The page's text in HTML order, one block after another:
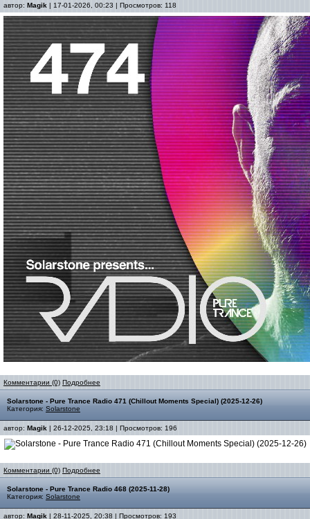
автор: Magik | 17-01-2026, 00:23 | Просмотров: 118
Комментарии (0) Подробнее
Solarstone - Pure Trance Radio 471 (Chillout Moments Special) (2025-12-26)
Категория: Solarstone
автор: Magik | 26-12-2025, 23:18 | Просмотров: 196
Комментарии (0) Подробнее
Solarstone - Pure Trance Radio 468 (2025-11-28)
Категория: Solarstone
автор: Magik | 28-11-2025, 20:38 | Просмотров: 193